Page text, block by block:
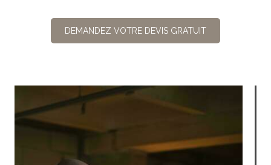
DEMANDEZ VOTRE DEVIS GRATUIT